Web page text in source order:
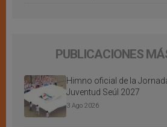
PUBLICACIONES
Himno oficial de la
Juventud Seúl 2027
3 Ago 2026